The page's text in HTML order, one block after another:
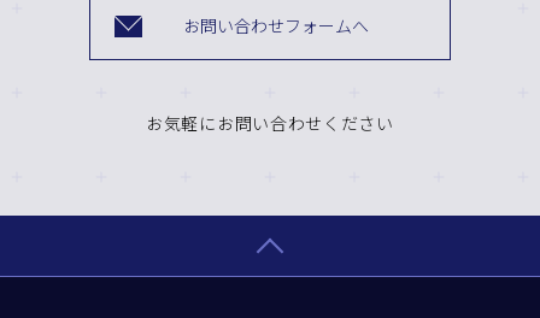
お問い合わせフォームへ
お気軽にお問い合わせください